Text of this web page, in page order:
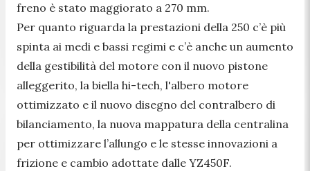
freno è stato maggiorato a 270 mm.
Per quanto riguarda la prestazioni della 250 c’è più
spinta ai medi e bassi regimi e c’è anche un aumento
della gestibilità del motore con il nuovo pistone
alleggerito, la biella hi-tech, l'albero motore
ottimizzato e il nuovo disegno del contralbero di
bilanciamento, la nuova mappatura della centralina
per ottimizzare l’allungo e le stesse innovazioni a
frizione e cambio adottate dalle YZ450F.